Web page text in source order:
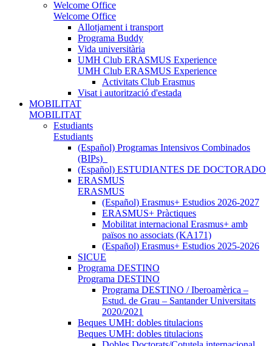
Welcome Office
Welcome Office
Allotjament i transport
Programa Buddy
Vida universitària
UMH Club ERASMUS Experience
UMH Club ERASMUS Experience
Activitats Club Erasmus
Visat i autorització d'estada
MOBILITAT
MOBILITAT
Estudiants
Estudiants
(Español) Programas Intensivos Combinados
(BIPs)_
(Español) ESTUDIANTES DE DOCTORADO
ERASMUS
ERASMUS
(Español) Erasmus+ Estudios 2026-2027
ERASMUS+ Pràctiques
Mobilitat internacional Erasmus+ amb
països no associats (KA171)
(Español) Erasmus+ Estudios 2025-2026
SICUE
Programa DESTINO
Programa DESTINO
Programa DESTINO / Iberoamèrica –
Estud. de Grau – Santander Universitats
2020/2021
Beques UMH: dobles titulacions
Beques UMH: dobles titulacions